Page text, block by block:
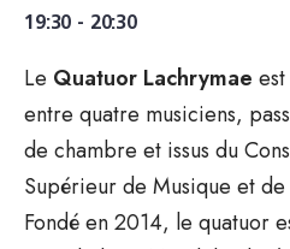
19:30 - 20:30
Le Quatuor Lachrymae
entre quatre musiciens,
de chambre et issus du
Supérieur de Musique et de
Fondé en 2014, le quatuor